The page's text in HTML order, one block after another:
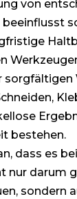
von
beeinflusst
sorgfältigen
bestehen.
dass es
nur darum
sondern